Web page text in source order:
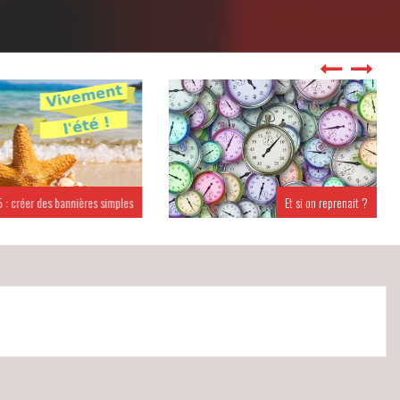
créer des bannières simples Et si on reprenait ?